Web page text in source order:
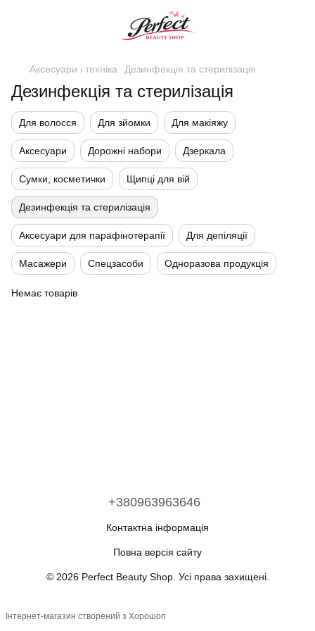
Аксесуари і техніка Дезинфекція та стерилізація
Дезинфекція та стерилізація
Для волосся Для зйомки Для макіяжу
Аксесуари Дорожні набори Дзеркала
Сумки, косметички Щипці для вій
Дезинфекція та стерилізація
Аксесуари для парафінотерапії Для депіляції
Масажери Спецзасоби Одноразова продукція
Немає товарів
+380963963646
Контактна інформація
Повна версія сайту
© 2026 Perfect Beauty Shop. Усі права захищені.
Інтернет-магазин створений з Хорошоп